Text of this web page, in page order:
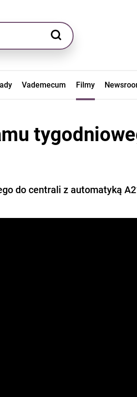
Vademecum Filmy
do centrali z automatyką